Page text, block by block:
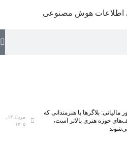
اطلاعات هوش مصنوعی
بلاگر‌ها یا هنرمندانی که
حوزه هنری بالاتر است،
۱۴۰۵